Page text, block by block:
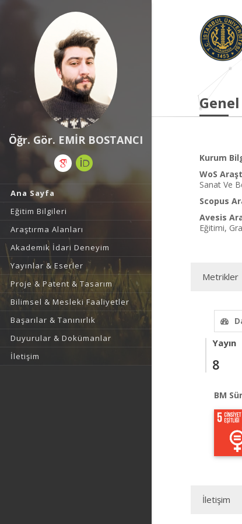
Öğr. Gör. EMİR BOSTANCI
Ana Sayfa
Eğitim Bilgileri
Araştırma Alanları
Akademik İdari Deneyim
Yayınlar & Eserler
Proje & Patent & Tasarım
Bilimsel & Mesleki Faaliyetler
Başarılar & Tanınırlık
Duyurular & Dokümanlar
İletişim
Kurum
WoS
Sanat Ve
Scopus
Avesis
Eğitimi,
Metrikler
Yayın
8
BM
İletişim